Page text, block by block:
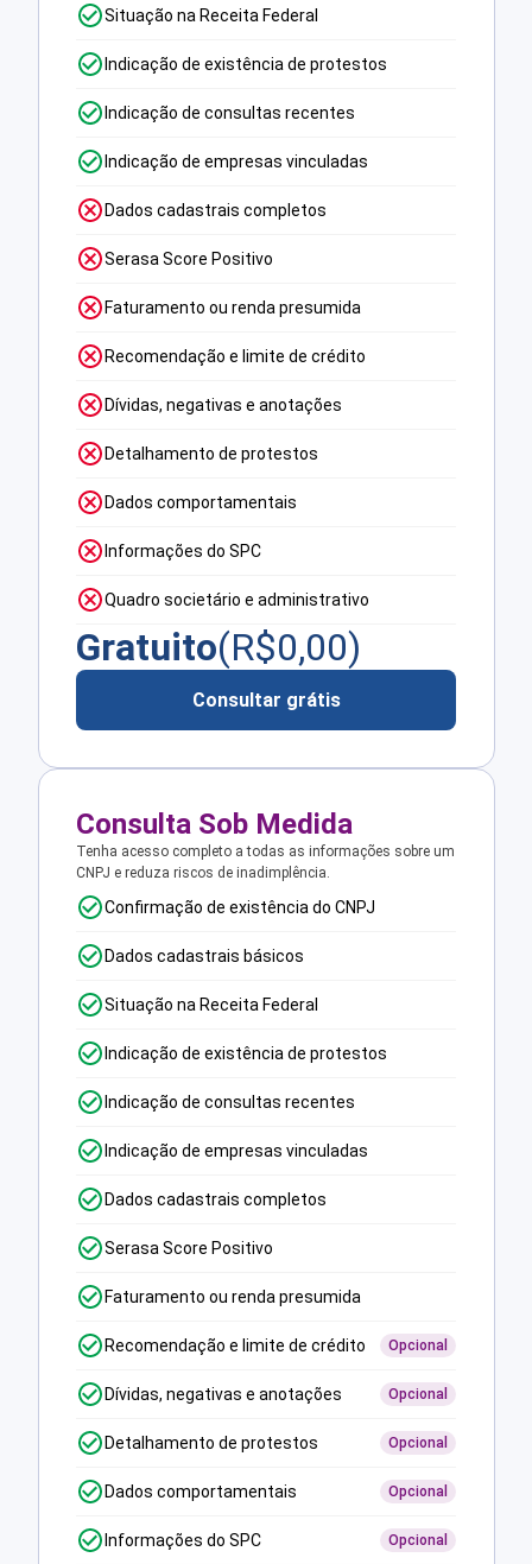
Situação na Receita Federal
Indicação de existência de protestos
Indicação de consultas recentes
Indicação de empresas vinculadas
Dados cadastrais completos
Serasa Score Positivo
Faturamento ou renda presumida
Recomendação e limite de crédito
Dívidas, negativas e anotações
Detalhamento de protestos
Dados comportamentais
Informações do SPC
Quadro societário e administrativo
Gratuito(R$0,00)
Consultar grátis
Consulta Sob Medida
Tenha acesso completo a todas as informações sobre um
CNPJ e reduza riscos de inadimplência.
Confirmação de existência do CNPJ
Dados cadastrais básicos
Situação na Receita Federal
Indicação de existência de protestos
Indicação de consultas recentes
Indicação de empresas vinculadas
Dados cadastrais completos
Serasa Score Positivo
Faturamento ou renda presumida
Recomendação e limite de crédito Opcional
Dívidas, negativas e anotações Opcional
Detalhamento de protestos Opcional
Dados comportamentais Opcional
Informações do SPC Opcional